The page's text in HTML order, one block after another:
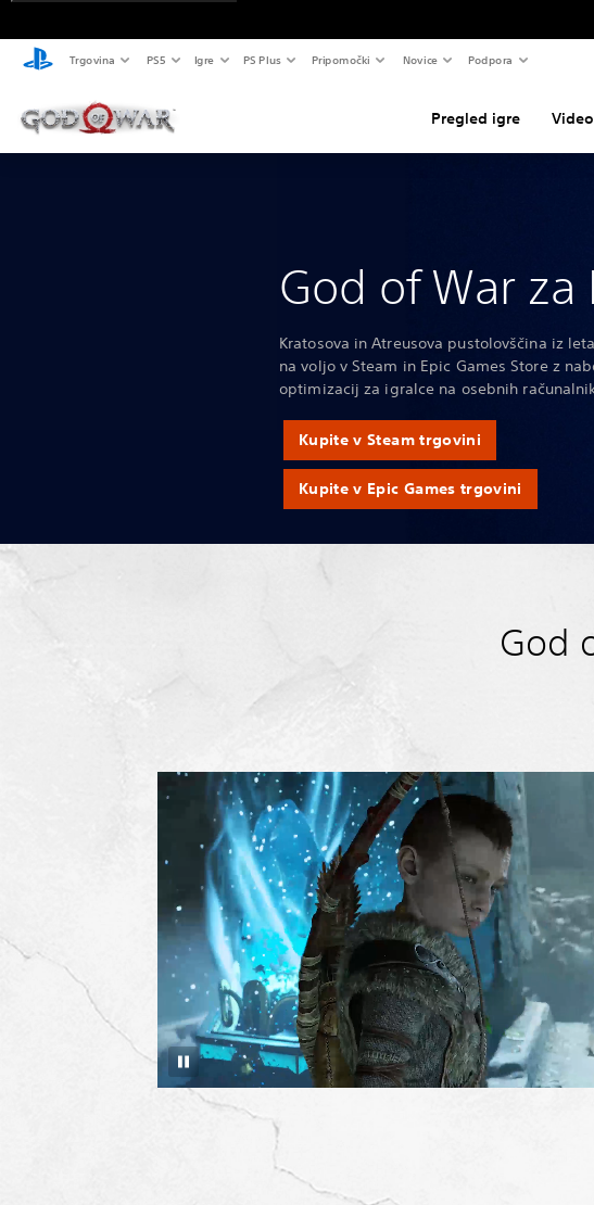
Trgovina PS5 Igre PS Plus Pripomočki Novice Podpora
Pregled igre
God of War za
Kratosova in Atreusova pustolovščina iz
na voljo v Steam in Epic Games Store z
optimizacij za igralce na osebnih
Kupite v Steam trgovini
Kupite v Epic Games trgovini
God